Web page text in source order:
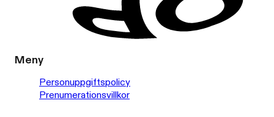
Meny
Personuppgiftspolicy
Prenumerationsvillkor